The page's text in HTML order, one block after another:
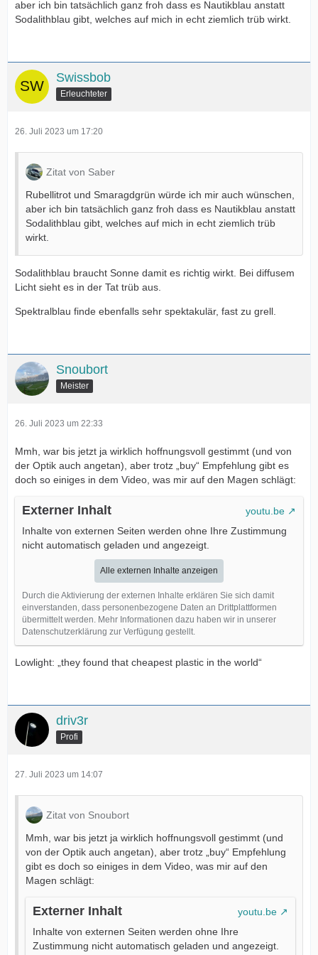
aber ich bin tatsächlich ganz froh dass es Nautikblau anstatt
Sodalithblau gibt, welches auf mich in echt ziemlich trüb wirkt.
Swissbob
Erleuchteter
26. Juli 2023 um 17:20
Zitat von Saber
Rubellitrot und Smaragdgrün würde ich mir auch wünschen,
aber ich bin tatsächlich ganz froh dass es Nautikblau anstatt
Sodalithblau gibt, welches auf mich in echt ziemlich trüb
wirkt.
Sodalithblau braucht Sonne damit es richtig wirkt. Bei diffusem
Licht sieht es in der Tat trüb aus.
Spektralblau finde ebenfalls sehr spektakulär, fast zu grell.
Snoubort
Meister
26. Juli 2023 um 22:33
Mmh, war bis jetzt ja wirklich hoffnungsvoll gestimmt (und von
der Optik auch angetan), aber trotz „buy“ Empfehlung gibt es
doch so einiges in dem Video, was mir auf den Magen schlägt:
Externer Inhalt
youtu.be
Inhalte von externen Seiten werden ohne Ihre Zustimmung
nicht automatisch geladen und angezeigt.
Alle externen Inhalte anzeigen
Durch die Aktivierung der externen Inhalte erklären Sie sich damit
einverstanden, dass personenbezogene Daten an Drittplattformen
übermittelt werden. Mehr Informationen dazu haben wir in unserer
Datenschutzerklärung zur Verfügung gestellt.
Lowlight: „they found that cheapest plastic in the world“
driv3r
Profi
27. Juli 2023 um 14:07
Zitat von Snoubort
Mmh, war bis jetzt ja wirklich hoffnungsvoll gestimmt (und
von der Optik auch angetan), aber trotz „buy“ Empfehlung
gibt es doch so einiges in dem Video, was mir auf den
Magen schlägt:
Externer Inhalt
youtu.be
Inhalte von externen Seiten werden ohne Ihre
Zustimmung nicht automatisch geladen und angezeigt.